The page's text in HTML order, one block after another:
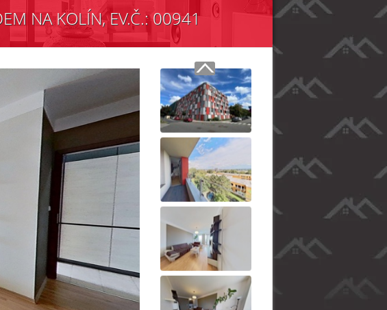
NA KOLÍN, EV.Č.: 00941